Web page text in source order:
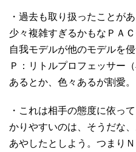
・過去も取り扱ったことが
少々複雑すぎるかもなＰＡ
自我モデルが他のモデルを
Ｐ：リトルプロフェッサー
あるとか、色々あるが割愛。
・これは相手の態度に依っ
かりやすいのは、そうだな
あやしたとしよう。つまりＮ